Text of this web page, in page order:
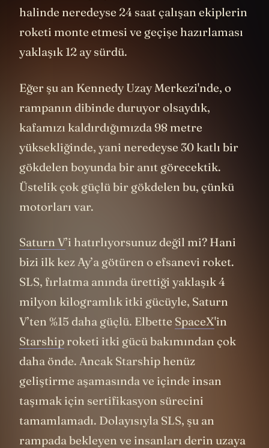
ve iyi bir tempo yakaladı. Üç vardiya
halinde neredeyse 24 saat çalışan ekiplerin
roketi monte etmesi ve geçişe hazırlaması
Eğer şu an Kennedy Uzay Merkezi'nde, o
rampanın dibinde duruyor olsaydık,
kafamızı kaldırdığımızda 98 metre
yüksekliğinde, yani neredeyse 30 katlı bir
gökdelen boyunda bir anıt görecektik.
Üstelik çok güçlü bir gökdelen bu, çünkü
Saturn V’i hatırlıyorsunuz değil mi? Hani
bizi ilk kez Ay’a götüren o efsanevi roket.
SLS, fırlatma anında ürettiği yaklaşık 4
milyon kilogramlık itki gücüyle, Saturn
V’ten %15 daha güçlü. ElbetteSpaceX 'in
Starshiproketi itki gücü bakımından çok
daha önde. Ancak Starship henüz
geliştirme aşamasında ve içinde insan
taşımak için sertifikasyon sürecini
tamamlamadı. Dolayısıyla SLS, şu an